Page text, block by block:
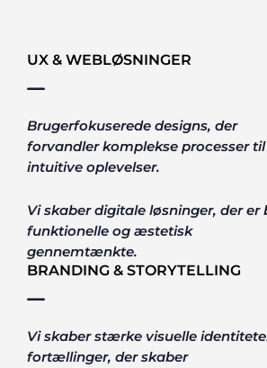
UX & WEBLØSNINGER
Brugerfokuserede designs, der
forvandler komplekse processer til
intuitive oplevelser.
Vi skaber digitale løsninger, der er
funktionelle og æstetisk
gennemtænkte.
BRANDING & STORYTELLING
Vi skaber stærke visuelle
fortællinger, der skaber